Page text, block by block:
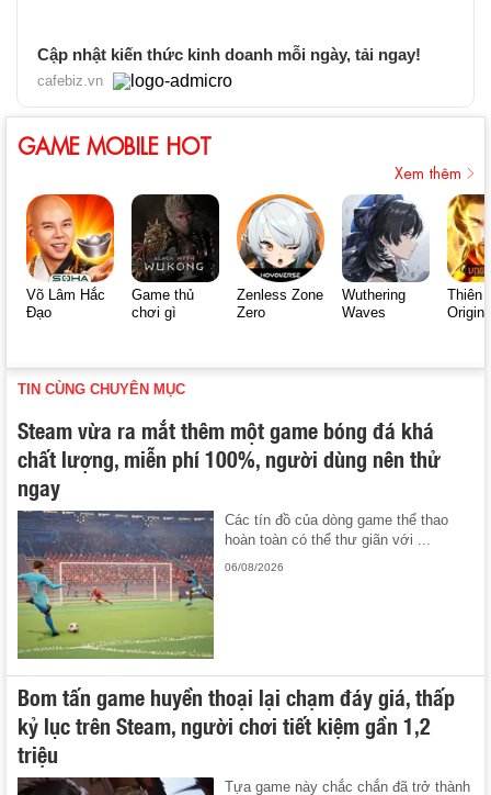
Cập nhật kiến thức kinh doanh mỗi ngày, tải ngay!
cafebiz.vn
GAME MOBILE HOT
Xem thêm
Võ Lâm Hắc
Đạo
Game thủ
chơi gì
Zenless Zone
Zero
Wuthering
Waves
Thiên
Origin
TIN CÙNG CHUYÊN MỤC
Steam vừa ra mắt thêm một game bóng đá khá
chất lượng, miễn phí 100%, người dùng nên thử
ngay
Các tín đồ của dòng game thể thao
hoàn toàn có thể thư giãn với ...
06/08/2026
Bom tấn game huyền thoại lại chạm đáy giá, thấp
kỷ lục trên Steam, người chơi tiết kiệm gần 1,2
triệu
Tựa game này chắc chắn đã trở thành